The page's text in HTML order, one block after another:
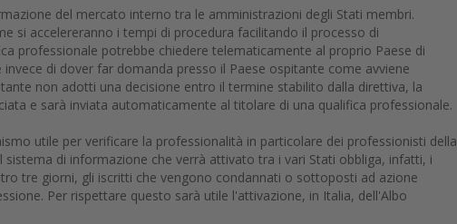
del mercato interno tra le amministrazioni degli Stati membri.
si accelereranno i tempi di procedura facilitando il processo di
professionale potrebbe chiedere telematicamente al proprio Paese di
di dover far domanda presso il Paese ospitante come avviene
non adotti una decisione entro il termine stabilito dalla direttiva, la
e sarà inviata automaticamente al titolare di una qualifica professionale.
utile per verificare la professionalità in particolare dei professionisti della
sistema di informazione che verrà attivato tra i vari Stati obbliga, infatti, i
tre giorni, gli iscritti che vengono condannati o sottoposti ad azione
Per rispettare questo sarà utile l'attivazione, in Italia, dell'Albo